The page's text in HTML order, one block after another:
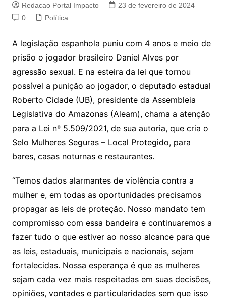
Redacao Portal Impacto
23 de fevereiro de 2024
0
Política
A legislação espanhola puniu com 4 anos e meio de
prisão o jogador brasileiro Daniel Alves por
agressão sexual. E na esteira da lei que tornou
possível a punição ao jogador, o deputado estadual
Roberto Cidade (UB), presidente da Assembleia
Legislativa do Amazonas (Aleam), chama a atenção
para a Lei nº 5.509/2021, de sua autoria, que cria o
Selo Mulheres Seguras – Local Protegido, para
bares, casas noturnas e restaurantes.
“Temos dados alarmantes de violência contra a
mulher e, em todas as oportunidades precisamos
propagar as leis de proteção. Nosso mandato tem
compromisso com essa bandeira e continuaremos a
fazer tudo o que estiver ao nosso alcance para que
as leis, estaduais, municipais e nacionais, sejam
fortalecidas. Nossa esperança é que as mulheres
sejam cada vez mais respeitadas em suas decisões,
opiniões, vontades e particularidades sem que isso